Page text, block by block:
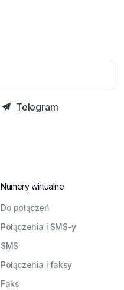
Telegram
Numery wirtualne
Do połączeń
Połączenia i SMS-y
SMS
Połączenia i faksy
Faks